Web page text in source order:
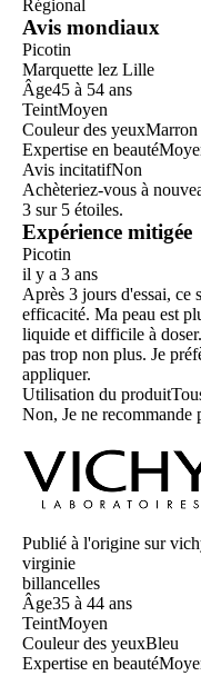
Régional
Avis mondiaux
Picotin
Marquette lez Lille
Âge45 à 54 ans
TeintMoyen
Couleur des yeuxMarron
Expertise en beauté
Avis incitatifNon
Achèteriez-vous à
3 sur 5 étoiles.
Expérience mitigée
Picotin
il y a 3 ans
Après 3 jours d'essai, ce
efficacité. Ma peau est
liquide et difficile à
pas trop non plus. Je
appliquer.
Utilisation du produit
Non, Je ne recommande
Publié à l'origine sur
virginie
billancelles
Âge35 à 44 ans
TeintMoyen
Couleur des yeuxBleu
Expertise en beauté